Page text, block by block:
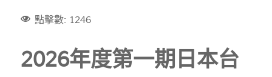
點擊數: 1246
2026年度第一期日本台